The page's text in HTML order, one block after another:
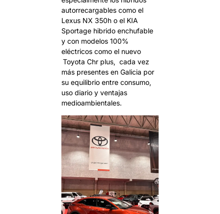
autorrecargables como el
Lexus NX 350h o el KIA
Sportage hibrido enchufable
y con modelos 100%
eléctricos como el nuevo
Toyota Chr plus, cada vez
más presentes en Galicia por
su equilibrio entre consumo,
uso diario y ventajas
medioambientales.